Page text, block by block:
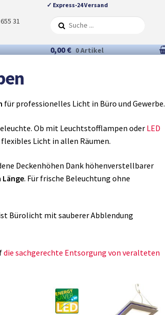
✓ Express-24 Versand
31
0,00 € 0 Artikel
für professionelles Licht in Büro und Gewerbe.
Ob mit Leuchtstofflampen oderLED
Licht in allen Räumen.
Deckenhöhen Dank höhenverstellbarer
Länge. Für frische Beleuchtung ohne
Bürolicht mit sauberer Abblendung
die sachgerechte Entsorgung von veralteten